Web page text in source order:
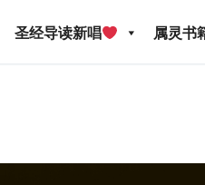
圣经导读新唱 属灵书